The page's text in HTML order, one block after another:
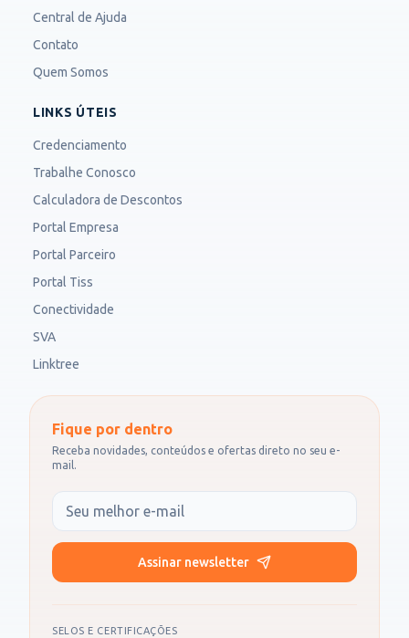
Central de Ajuda
Contato
Quem Somos
LINKS ÚTEIS
Credenciamento
Trabalhe Conosco
Calculadora de Descontos
Portal Empresa
Portal Parceiro
Portal Tiss
Conectividade
SVA
Linktree
Fique por dentro
Receba novidades, conteúdos e ofertas direto no seu e-
mail.
Seu e-mail
Assinar newsletter
SELOS E CERTIFICAÇÕES